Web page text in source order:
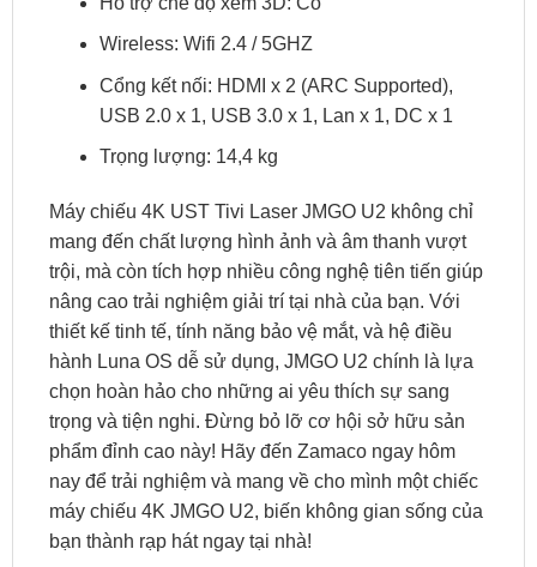
Wireless: Wifi 2.4 / 5GHZ
Cổng kết nối: HDMI x 2 (ARC Supported),
USB 2.0 x 1, USB 3.0 x 1, Lan x 1, DC x 1
Trọng lượng: 14,4 kg
Máy chiếu 4K UST Tivi Laser JMGO U2 không chỉ
mang đến chất lượng hình ảnh và âm thanh vượt
trội, mà còn tích hợp nhiều công nghệ tiên tiến giúp
nâng cao trải nghiệm giải trí tại nhà của bạn. Với
thiết kế tinh tế, tính năng bảo vệ mắt, và hệ điều
hành Luna OS dễ sử dụng, JMGO U2 chính là lựa
chọn hoàn hảo cho những ai yêu thích sự sang
trọng và tiện nghi. Đừng bỏ lỡ cơ hội sở hữu sản
phẩm đỉnh cao này! Hãy đến Zamaco ngay hôm
nay để trải nghiệm và mang về cho mình một chiếc
máy chiếu 4K JMGO U2, biến không gian sống của
bạn thành rạp hát ngay tại nhà!